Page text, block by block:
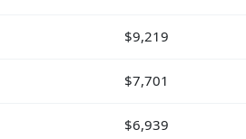
$9,219
$7,701
$6,939